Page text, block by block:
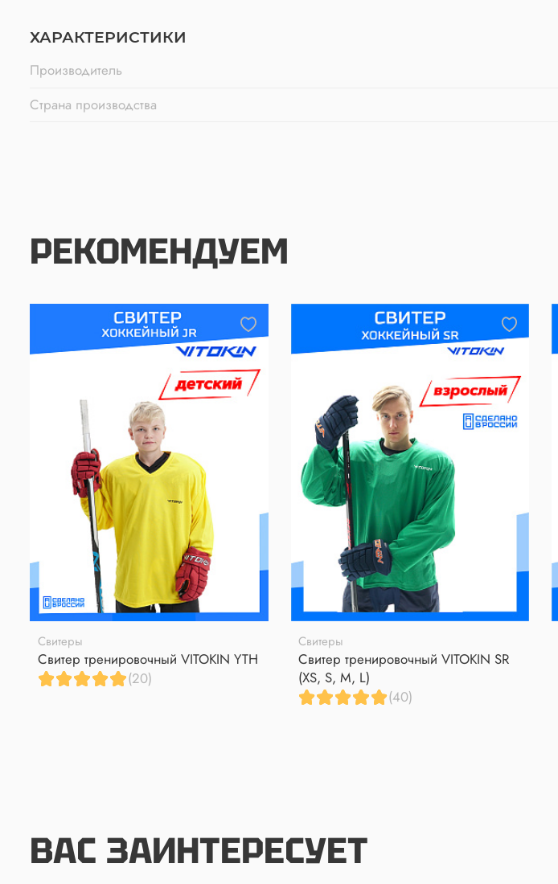
ХАРАКТЕРИСТИКИ
Производитель
Страна производства
РЕКОМЕНДУЕМ
Свитеры
Свитер тренировочный VITOKIN YTH
(20)
Свитеры
Свитер тренировочный VITOKIN SR
(XS, S, M, L)
(40)
ВАС ЗАИНТЕРЕСУЕТ